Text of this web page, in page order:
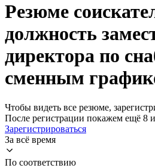
Резюме
должность
директора по
сменным
Чтобы видеть все резюме,
После регистрации покажем ещё 8
Зарегистрироваться
За всё время
По соответствию